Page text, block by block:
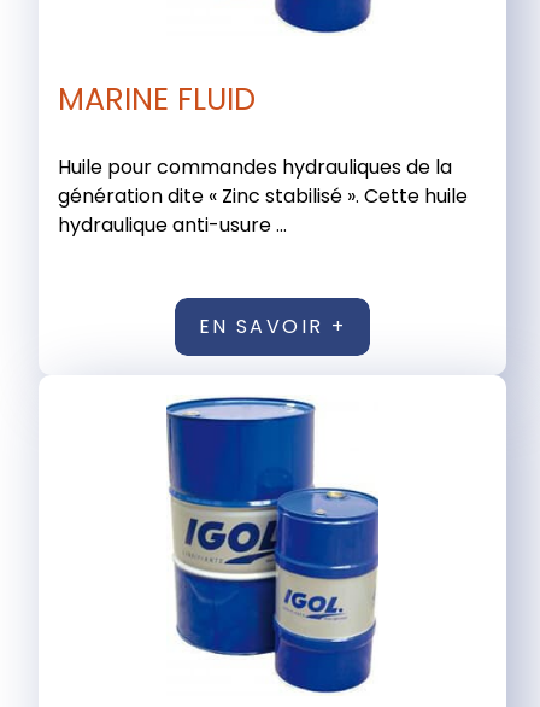
MARINE FLUID
Huile pour commandes hydrauliques de la
génération dite « Zinc stabilisé ». Cette huile
hydraulique anti-usure ...
EN SAVOIR +